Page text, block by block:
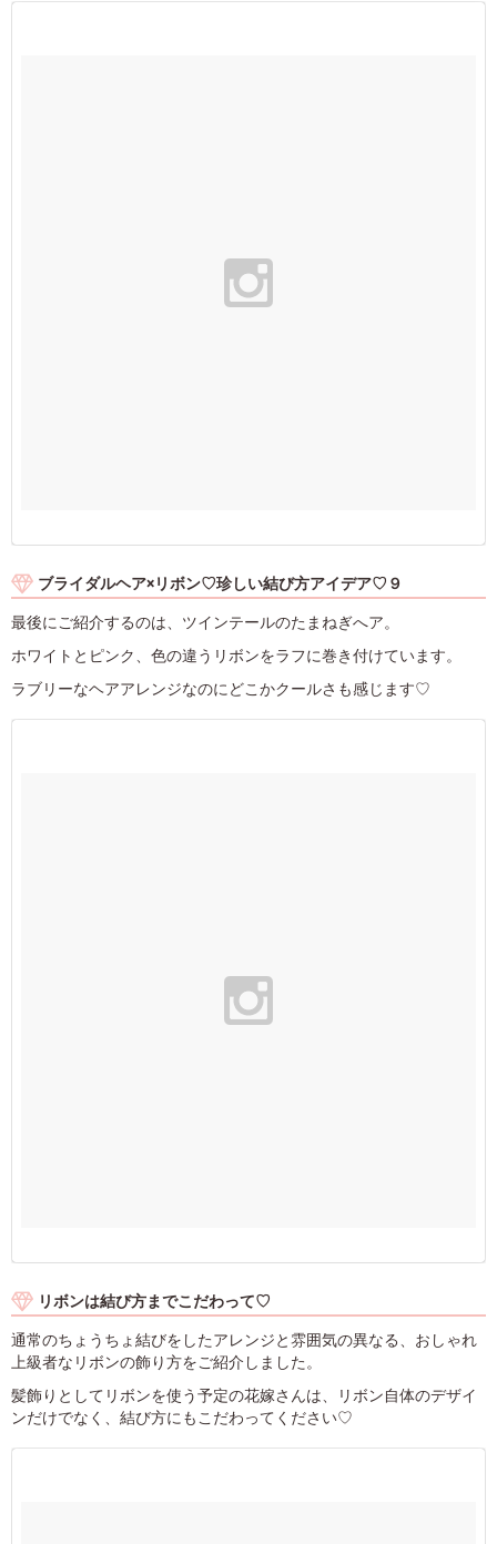
ブライダルヘア×リボン♡珍しい結び方アイデア♡９
最後にご紹介するのは、ツインテールのたまねぎへア。
ホワイトとピンク、色の違うリボンをラフに巻き付けています。
ラブリーなヘアアレンジなのにどこかクールさも感じます♡
リボンは結び方までこだわって♡
通常のちょうちょ結びをしたアレンジと雰囲気の異なる、おしゃれ
上級者なリボンの飾り方をご紹介しました。
髪飾りとしてリボンを使う予定の花嫁さんは、リボン自体のデザイ
ンだけでなく、結び方にもこだわってください♡